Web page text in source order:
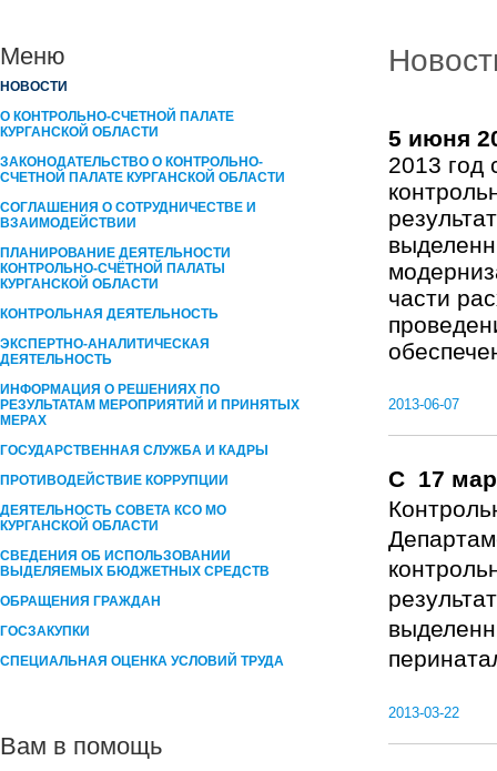
Меню
НОВОСТИ
О КОНТРОЛЬНО-СЧЕТНОЙ ПАЛАТЕ
КУРГАНСКОЙ ОБЛАСТИ
ЗАКОНОДАТЕЛЬСТВО О КОНТРОЛЬНО-
СЧЕТНОЙ ПАЛАТЕ КУРГАНСКОЙ ОБЛАСТИ
СОГЛАШЕНИЯ О СОТРУДНИЧЕСТВЕ И
ВЗАИМОДЕЙСТВИИ
ПЛАНИРОВАНИЕ ДЕЯТЕЛЬНОСТИ
КОНТРОЛЬНО-СЧЁТНОЙ ПАЛАТЫ
КУРГАНCКОЙ ОБЛАСТИ
КОНТРОЛЬНАЯ ДЕЯТЕЛЬНОСТЬ
ЭКСПЕРТНО-АНАЛИТИЧЕСКАЯ
ДЕЯТЕЛЬНОСТЬ
ИНФОРМАЦИЯ О РЕШЕНИЯХ ПО
РЕЗУЛЬТАТАМ МЕРОПРИЯТИЙ И ПРИНЯТЫХ
МЕРАХ
ГОСУДАРСТВЕННАЯ СЛУЖБА И КАДРЫ
ПРОТИВОДЕЙСТВИЕ КОРРУПЦИИ
ДЕЯТЕЛЬНОСТЬ СОВЕТА КСО МО
КУРГАНСКОЙ ОБЛАСТИ
СВЕДЕНИЯ ОБ ИСПОЛЬЗОВАНИИ
ВЫДЕЛЯЕМЫХ БЮДЖЕТНЫХ СРЕДСТВ
ОБРАЩЕНИЯ ГРАЖДАН
ГОСЗАКУПКИ
СПЕЦИАЛЬНАЯ ОЦЕНКА УСЛОВИЙ ТРУДА
Вам в помощь
5 июня
2013 год
части
2013-06-07
С 17
2013-03-22